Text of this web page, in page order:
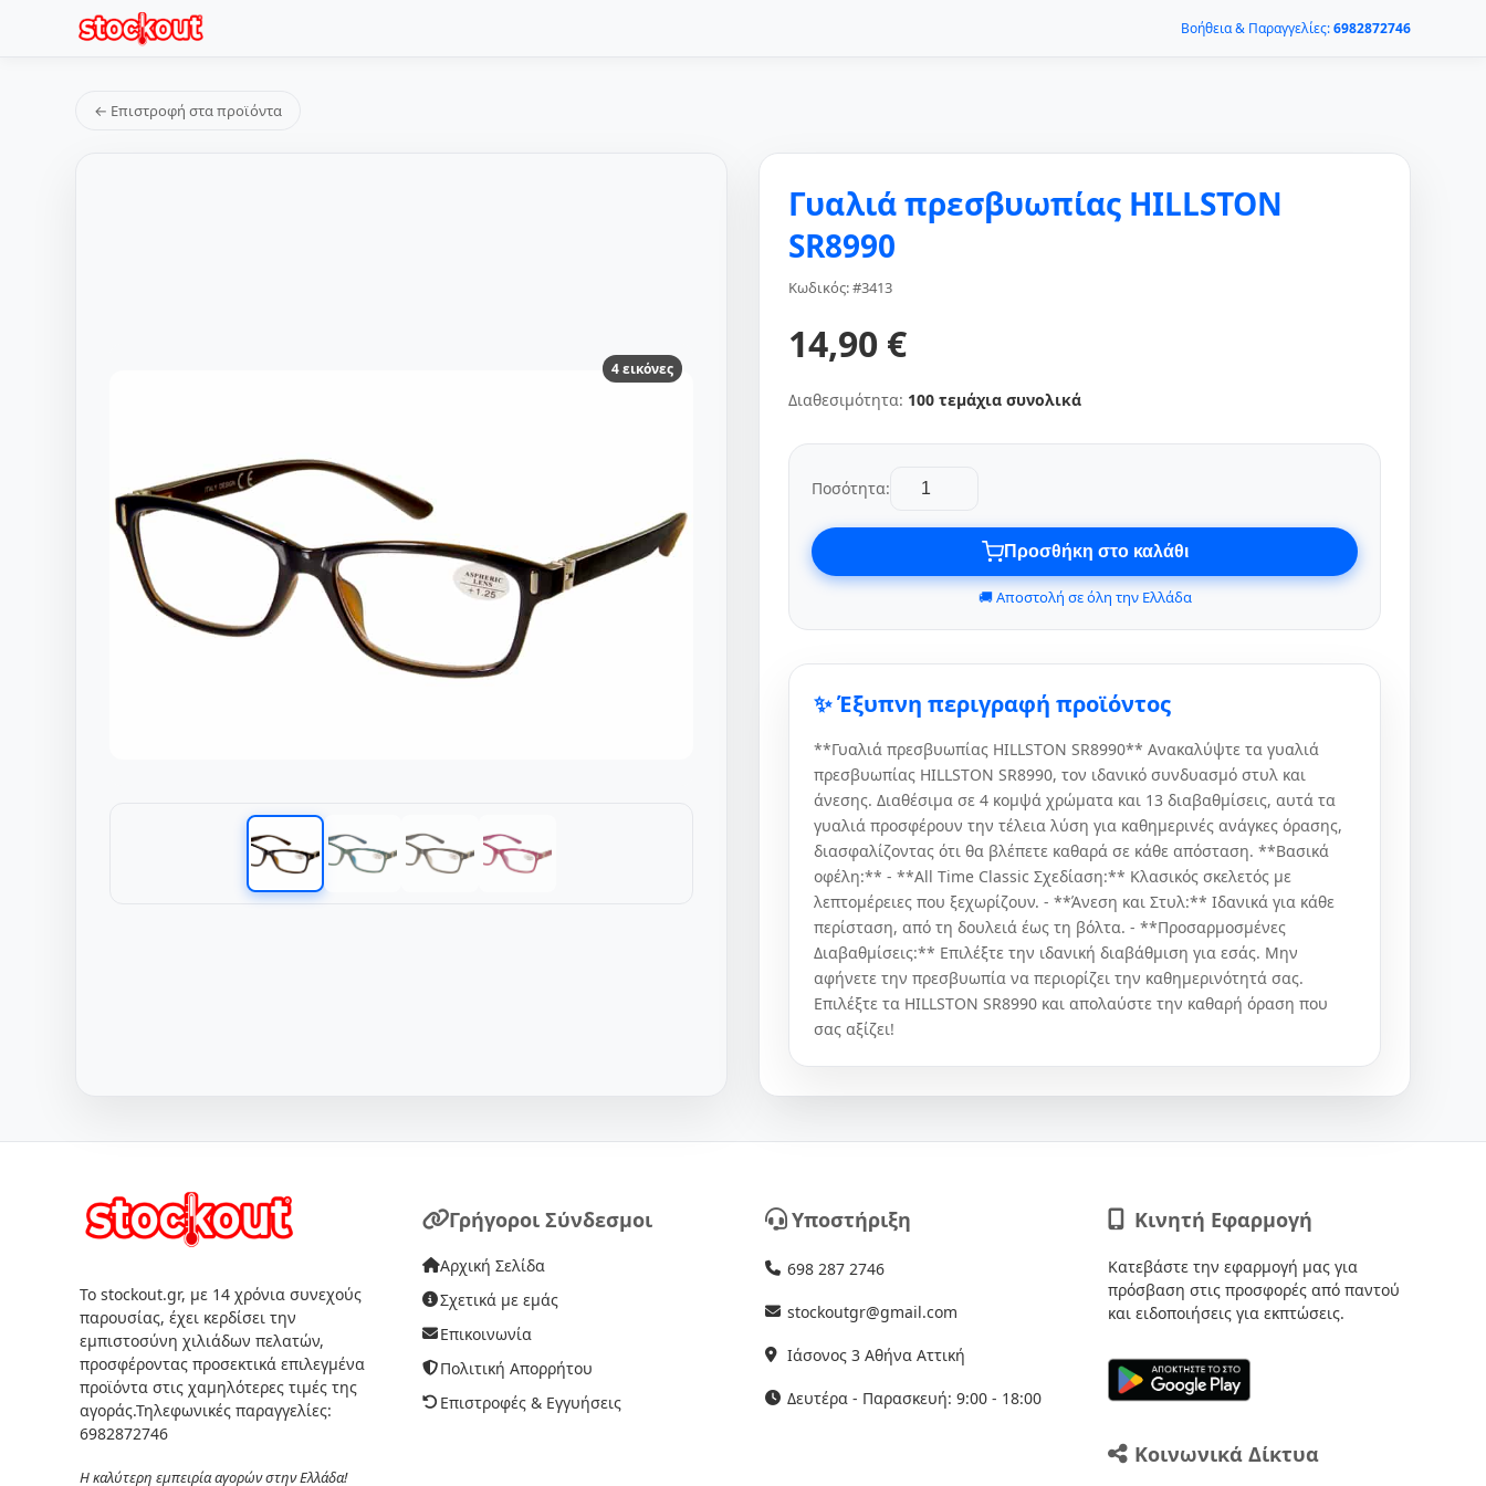
Βοήθεια & Παραγγελίες:6982872746
← Επιστροφή στα προϊόντα
4 εικόνες
Γυαλιά πρεσβυωπίας HILLSTON
SR8990
Κωδικός: #3413
14,90 €
Διαθεσιμότητα: 100 τεμάχια συνολικά
Ποσότητα:
Προσθήκη στο καλάθι
🚚 Αποστολή σε όλη την Ελλάδα
✨ Έξυπνη περιγραφή προϊόντος
**Γυαλιά πρεσβυωπίας HILLSTON SR8990** Ανακαλύψτε τα γυαλιά
πρεσβυωπίας HILLSTON SR8990, τον ιδανικό συνδυασμό στυλ και
άνεσης. Διαθέσιμα σε 4 κομψά χρώματα και 13 διαβαθμίσεις, αυτά τα
γυαλιά προσφέρουν την τέλεια λύση για καθημερινές ανάγκες όρασης,
διασφαλίζοντας ότι θα βλέπετε καθαρά σε κάθε απόσταση. **Βασικά
οφέλη:** - **All Time Classic Σχεδίαση:** Κλασικός σκελετός με
λεπτομέρειες που ξεχωρίζουν. - **Άνεση και Στυλ:** Ιδανικά για κάθε
περίσταση, από τη δουλειά έως τη βόλτα. - **Προσαρμοσμένες
Διαβαθμίσεις:** Επιλέξτε την ιδανική διαβάθμιση για εσάς. Μην
αφήνετε την πρεσβυωπία να περιορίζει την καθημερινότητά σας.
Επιλέξτε τα HILLSTON SR8990 και απολαύστε την καθαρή όραση που
σας αξίζει!
Το stockout.gr, με 14 χρόνια συνεχούς
παρουσίας, έχει κερδίσει την
εμπιστοσύνη χιλιάδων πελατών,
προσφέροντας προσεκτικά επιλεγμένα
προϊόντα στις χαμηλότερες τιμές της
αγοράς.Τηλεφωνικές παραγγελίες:
6982872746
Η καλύτερη εμπειρία αγορών στην Ελλάδα!
Γρήγοροι Σύνδεσμοι
Αρχική Σελίδα
Σχετικά με εμάς
Επικοινωνία
Πολιτική Απορρήτου
Επιστροφές & Εγγυήσεις
Υποστήριξη
698 287 2746
stockoutgr@gmail.com
Ιάσονος 3 Αθήνα Αττική
Δευτέρα - Παρασκευή: 9:00 - 18:00
Κινητή Εφαρμογή
Κατεβάστε την εφαρμογή μας για
πρόσβαση στις προσφορές από παντού
και ειδοποιήσεις για εκπτώσεις.
Κοινωνικά Δίκτυα